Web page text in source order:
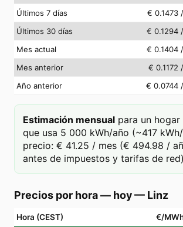
Últimos 7 días
€ 0.1473
Últimos 30 días
€ 0.1294
Mes actual
€ 0.1404
Mes anterior
€ 0.1172
Año anterior
€ 0.0744
Estimación mensual para un
que usa 5 000 kWh/año (~417
precio: € 41.25 / mes (€ 494.98 /
antes de impuestos y tarifas de
Precios por hora — hoy— Linz
Hora (CEST) €/